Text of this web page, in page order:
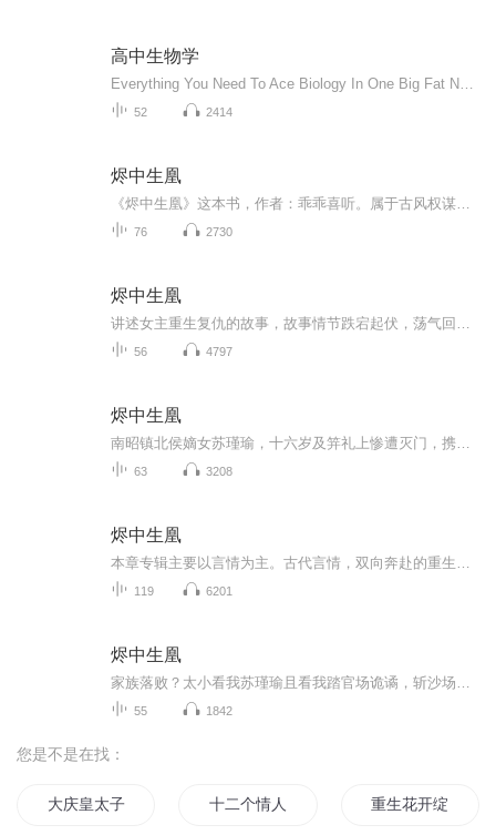
高中生物学
52 2414
烬中生凰
76 2730
烬中生凰
56 4797
烬中生凰
63 3208
烬中生凰
119 6201
烬中生凰
55 1842
您是不是在找：
大庆皇太子 十二个情人节 重生花开绽放的